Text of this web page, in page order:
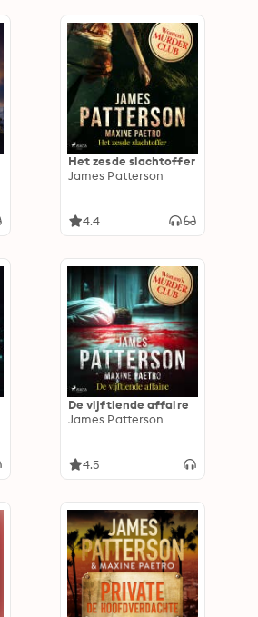
Het zesde slachtoffer
James Patterson
4.4
De vijftiende affaire
James Patterson
4.5